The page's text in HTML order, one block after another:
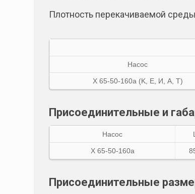
Плотность перекачиваемой
Насос
Х 65-50-160а (K, E, И, A, Т)
Присоединительные и
Насос L
Х 65-50-160а
Присоединительные